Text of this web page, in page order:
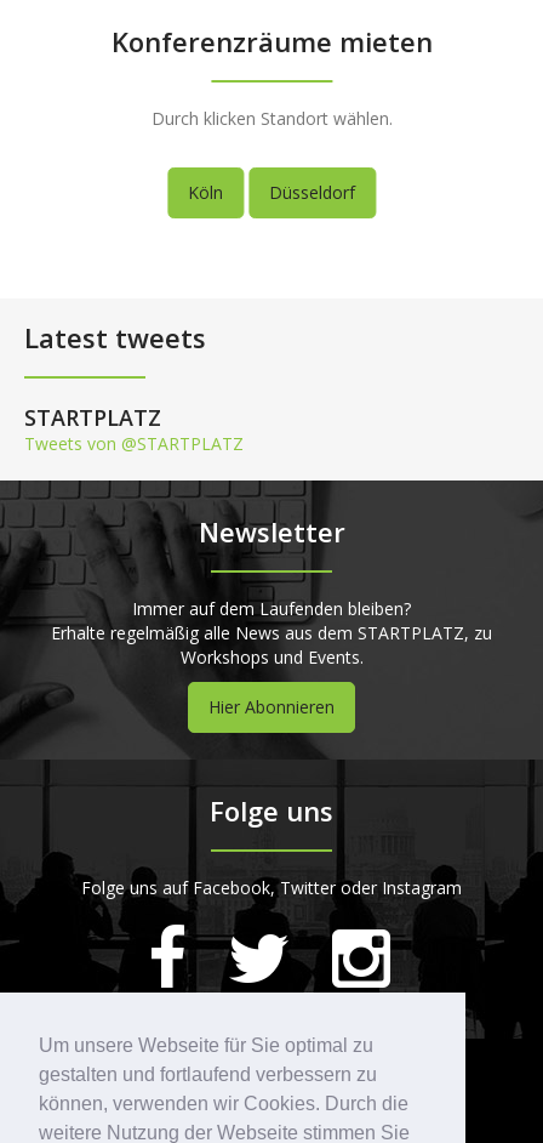
Um unsere Webseite für Sie optimal zu
gestalten und fortlaufend verbessern zu
können, verwenden wir Cookies. Durch die
weitere Nutzung der Webseite stimmen Sie
Konferenzräume mieten
Durch klicken Standort wählen.
Köln Düsseldorf
Latest tweets
STARTPLATZ
Tweets von @STARTPLATZ
Newsletter
Immer auf dem Laufenden bleiben?
Erhalte regelmäßig alle News aus dem STARTPLATZ, zu
Workshops und Events.
Hier Abonnieren
Folge uns
Folge uns auf Facebook, Twitter oder Instagram
STARTPLATZ
420Bewertungen auf ProvenExpert.com
Kontakt